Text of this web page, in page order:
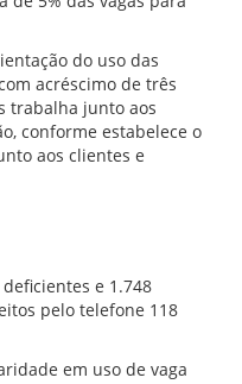
do uso das
acréscimo de três
trabalha junto aos
conforme estabelece o
aos clientes e
e 1.748
pelo telefone 118
em uso de vaga